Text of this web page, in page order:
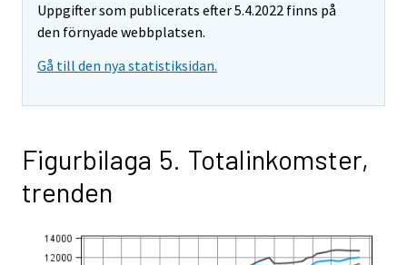
Uppgifter som publicerats efter 5.4.2022 finns på
den förnyade webbplatsen.
Gå till den nya statistiksidan.
Figurbilaga 5. Totalinkomster,
trenden